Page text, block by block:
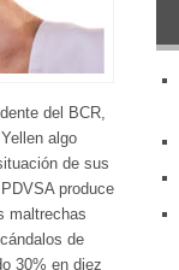
del BCR,
algo
de sus
produce
maltrechas
de
30% en diez